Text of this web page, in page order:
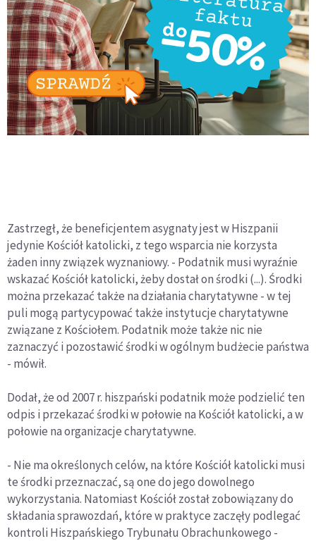
Zastrzegł, że beneficjentem asygnaty jest w Hiszpanii
jedynie Kościół katolicki, z tego wsparcia nie korzysta
żaden inny związek wyznaniowy. - Podatnik musi wyraźnie
wskazać Kościół katolicki, żeby dostał on środki (...). Środki
można przekazać także na działania charytatywne - w tej
puli mogą partycypować także instytucje charytatywne
związane z Kościołem. Podatnik może także nic nie
zaznaczyć i pozostawić środki w ogólnym budżecie państwa
- mówił.
Dodał, że od 2007 r. hiszpański podatnik może podzielić ten
odpis i przekazać środki w połowie na Kościół katolicki, a w
połowie na organizacje charytatywne.
- Nie ma określonych celów, na które Kościół katolicki musi
te środki przeznaczać, są one do jego dowolnego
wykorzystania. Natomiast Kościół został zobowiązany do
składania sprawozdań, które w praktyce zaczęły podlegać
kontroli Hiszpańskiego Trybunału Obrachunkowego -